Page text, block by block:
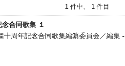
1 件中、 1 件目
合同歌集 １
十周年記念合同歌集編纂委員会／編集